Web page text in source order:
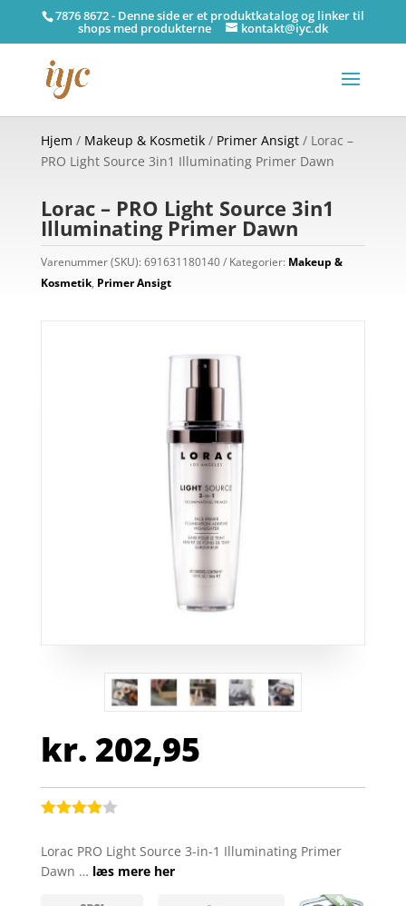
7876 8672 - Denne side er et produktkatalog og linker til
shops med produkterne kontakt@iyc.dk
Hjem / Makeup & Kosmetik/ Primer Ansigt/ Lorac –
PRO Light Source 3in1 Illuminating Primer Dawn
Lorac – PRO Light Source 3in1
Illuminating Primer Dawn
Varenummer (SKU):691631180140 Kategorier: Makeup &
Kosmetik, Primer Ansigt
kr. 202,95
ud af 5
baseret
Lorac PRO Light Source 3-in-1 Illuminating Primer
Dawn … læs mere her